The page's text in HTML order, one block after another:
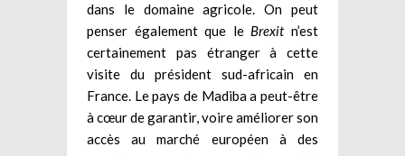
dans le domaine agricole. On peut
penser également que le Brexitn’est
certainement pas étranger à cette
visite du président sud-africain en
France. Le pays de Madiba a peut-être
à cœur de garantir, voire améliorer son
accès au marché européen à des